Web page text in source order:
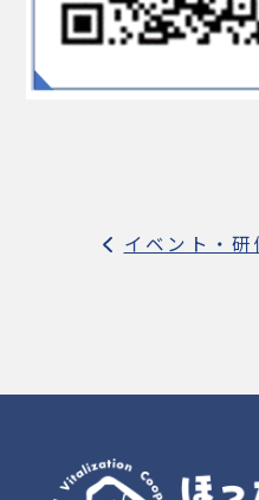
イベント・